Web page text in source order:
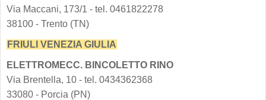
Via Maccani, 173/1 - tel. 0461822278
38100 - Trento (TN)
FRIULI VENEZIA GIULIA
ELETTROMECC. BINCOLETTO RINO
Via Brentella, 10 - tel. 0434362368
33080 - Porcia (PN)